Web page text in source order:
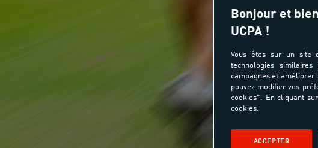
Bonjour et
UCPA !
Vous êtes sur un site
technologies
campagnes et améliorer
pouvez modifier vos
cookies". En cliquant
cookies.
ACCEPTER